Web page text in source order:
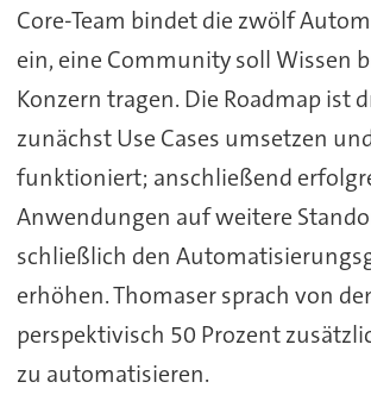
Core-Team bindet die zwölf
ein, eine Community soll Wissen
Konzern tragen. Die Roadmap ist
zunächst Use Cases umsetzen
funktioniert; anschließend
Anwendungen auf weitere
schließlich den
erhöhen. Thomaser sprach von
perspektivisch 50 Prozent
zu automatisieren.